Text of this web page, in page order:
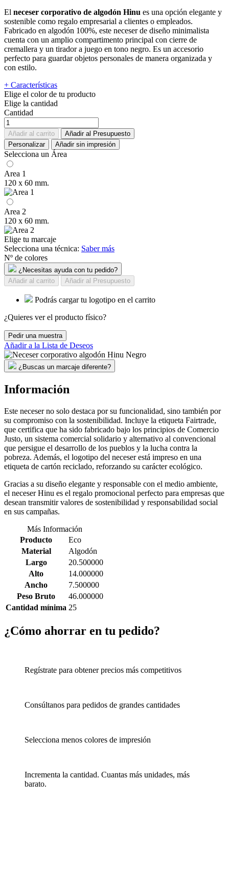
El neceser corporativo de algodón Hinu es una opción elegante y
sostenible como regalo empresarial a clientes o empleados.
Fabricado en algodón 100%, este neceser de diseño minimalista
cuenta con un amplio compartimento principal con cierre de
cremallera y un tirador a juego en tono negro. Es un accesorio
perfecto para guardar objetos personales de manera organizada y
con estilo.
+ Características
Elige el color de tu producto
Elige la cantidad
Cantidad
Añadir al carrito
Añadir al Presupuesto
Personalizar
Añadir sin impresión
Selecciona un Área
Area 1
120 x 60 mm.
Area 2
120 x 60 mm.
Elige tu marcaje
Selecciona una técnica: Saber más
Nº de colores
¿Necesitas ayuda con tu pedido?
Añadir al carrito
Añadir al Presupuesto
Podrás cargar tu logotipo en el carrito
¿Quieres ver el producto físico?
Pedir una muestra
Añadir a la Lista de Deseos
¿Buscas un marcaje diferente?
Información
Este neceser no solo destaca por su funcionalidad, sino también por
su compromiso con la sostenibilidad. Incluye la etiqueta Fairtrade,
que certifica que ha sido fabricado bajo los principios de Comercio
Justo, un sistema comercial solidario y alternativo al convencional
que persigue el desarrollo de los pueblos y la lucha contra la
pobreza. Además, el logotipo del neceser está impreso en una
etiqueta de cartón reciclado, reforzando su carácter ecológico.
Gracias a su diseño elegante y responsable con el medio ambiente,
el neceser Hinu es el regalo promocional perfecto para empresas que
desean transmitir valores de sostenibilidad y responsabilidad social
en sus campañas.
Más Información
Producto
Eco
Material
Algodón
Largo
20.500000
Alto
14.000000
Ancho
7.500000
Peso Bruto
46.000000
Cantidad mínima 25
¿Cómo ahorrar en tu pedido?
Regístrate para obtener precios más competitivos
Consúltanos para pedidos de grandes cantidades
Selecciona menos colores de impresión
Incrementa la cantidad. Cuantas más unidades, más
barato.